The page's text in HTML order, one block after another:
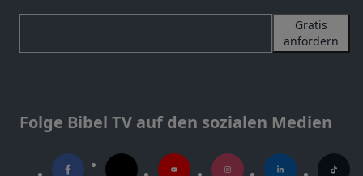
Gratis
anfordern
Folge Bibel TV auf den sozialen Medien